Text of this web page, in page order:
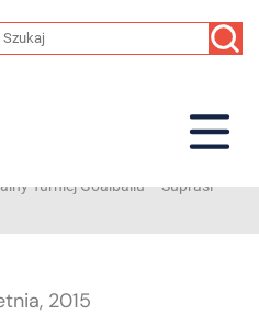
Turniej Goalballu – Supraśl
2015